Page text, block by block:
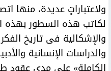
ولاعتباراتٍ عديدة، منها
لكاتب هذه السطور بهذه
والإشكالية فى تاريخ
والدراسات الإنسانية